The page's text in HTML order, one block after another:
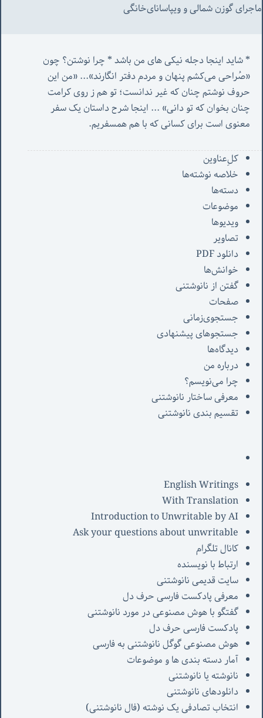
ماجرای گوزن شمالی و‌ ویپاسانای‌خانگی
«صُراحی می‌کشم پنهان‌ و مردم‌ دفتر انگارند»... «
چنان بخوان که تو دانی» ...
معنوی است برای کسانی که با هم همسفریم.
کل‌ِعناوین
خلاصه نوشته‌ها
دسته‌ها
موضوعات
ویدیوها
تصاویر
دانلود PDF
خوانش‌ها
گفتن از نانوشتنی
صفحات
جستجوی‌زمانی
جستجوهای پیشنهادی
دیدگاه‌ها
درباره من
چرا می‌نویسم؟
معرفی‌ ساختار نانوشتنی
تقسیم بندی نانوشتنی
English Writings
With Translation
Introduction to Unwritable by AI
Ask your questions about unwritable
کانال تلگرام
ارتباط با نویسنده
سایت قدیمی نانوشتنی
معرفی پادکست فارسی حرف دل
گفتگو با هوش مصنوعی در مورد نانوشتنی
پادکست فارسی حرف دل
هوش مصنوعی گوگل نانوشتنی به فارسی
آمار دسته بندی ها و موضوعات
نانوشته یا نانوشتنی
دانلودهای نانوشتنی
انتخاب تصادفی یک نوشته (فال نانوشتنی)